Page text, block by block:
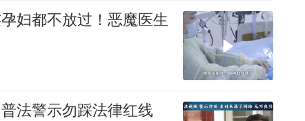
妇都不放过！恶魔医生
法警示勿踩法律红线